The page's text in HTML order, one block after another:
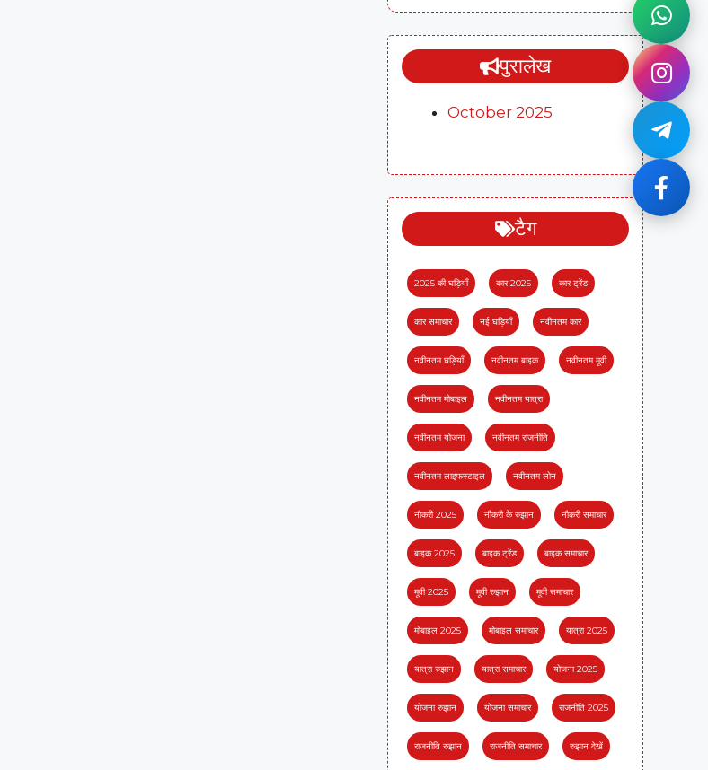
पुरालेख
October 2025
टैग
2025 की घड़ियाँ कार 2025 कार ट्रेंड
कार समाचार नई घड़ियाँ नवीनतम कार
नवीनतम घड़ियाँ नवीनतम बाइक नवीनतम मूवी
नवीनतम मोबाइल नवीनतम यात्रा
नवीनतम योजना नवीनतम राजनीति
नवीनतम लाइफस्टाइल नवीनतम लोन
नौकरी 2025 नौकरी के रुझान नौकरी समाचार
बाइक 2025 बाइक ट्रेंड बाइक समाचार
मूवी 2025 मूवी रुझान मूवी समाचार
मोबाइल 2025 मोबाइल समाचार यात्रा 2025
यात्रा रुझान यात्रा समाचार योजना 2025
योजना रुझान योजना समाचार राजनीति 2025
राजनीति रुझान राजनीति समाचार रुझान देखें